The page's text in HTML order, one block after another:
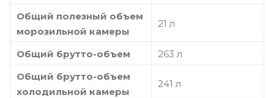
Общий полезный объем
морозильной камеры
21 л
Общий брутто-объем
263 л
Общий брутто-объем
холодильной камеры
241 л